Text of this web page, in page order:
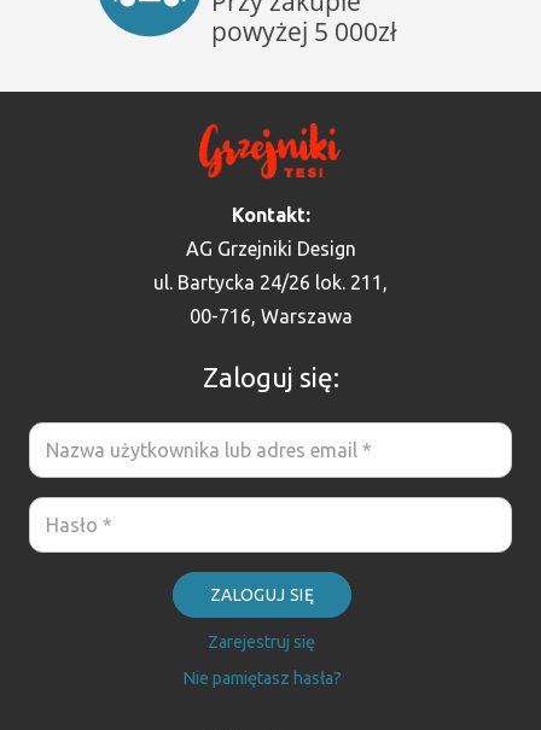
Kontakt:
AG Grzejniki Design
ul. Bartycka 24/26 lok. 211,
00-716, Warszawa
Zaloguj się:
ZALOGUJ SIĘ
Zarejestruj się
Nie pamiętasz hasła?